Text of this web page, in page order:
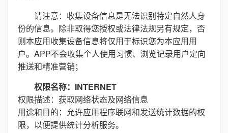
请注意：收集设备信息是无法识别特定自然人身
份的信息。除非取得您授权或法律法规另有规定，否
则本应用收集设备信息将仅用于标识您为本应用用
户。APP不会收集个人使用习惯、浏览记录用户定向
推送和精准营销；
权限名称：INTERNET
权限描述：获取网络状态及网络信息
用途和目的：允许应用程序联网和发送统计数据的权
限，以便提供统计分析服务。